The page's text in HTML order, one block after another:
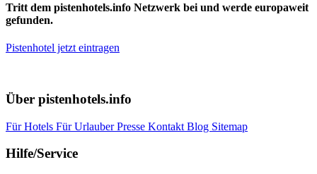
Tritt dem pistenhotels.info Netzwerk bei und werde europaweit
gefunden.
Pistenhotel jetzt eintragen
Über pistenhotels.info
Für Hotels Für UrlauberPresse Kontakt Blog Sitemap
Hilfe/Service